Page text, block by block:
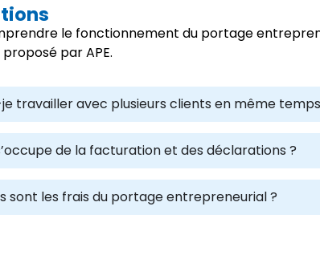
le fonctionnement du portage
par APE.
je travailler avec plusieurs clients en même
de la facturation et des déclarations ?
sont les frais du portage entrepreneurial ?